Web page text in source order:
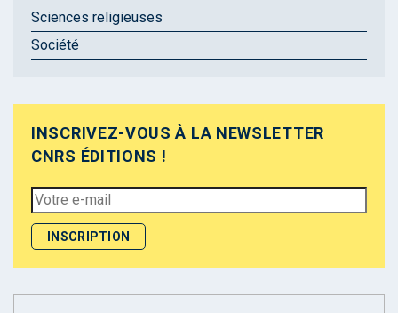
Sciences religieuses
Société
INSCRIVEZ-VOUS À LA NEWSLETTER
CNRS ÉDITIONS !